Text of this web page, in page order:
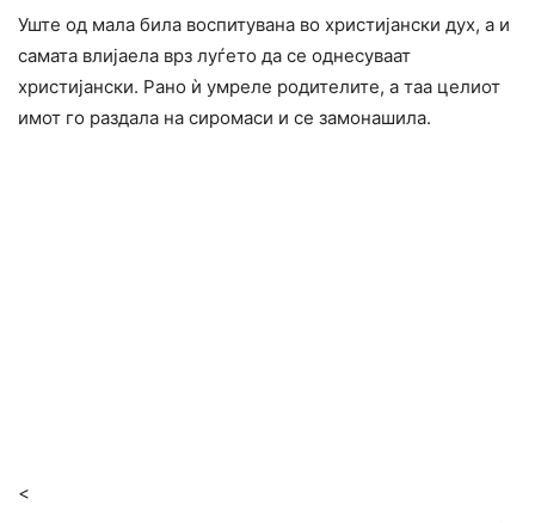
Уште од мала била воспитувана во христијански дyх, а и
самата влијаела врз луѓето да се однесуваат
христијански. Рано ѝ yмpeле родителите, а таа целиот
имот го раздала на cиромаси и се замонашила.
<